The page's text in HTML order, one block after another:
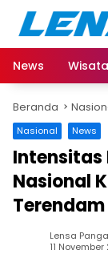
Langsung
konten
News
Wisata
Beranda
Nasional News
Intensitas
Nasional
Lensa
11